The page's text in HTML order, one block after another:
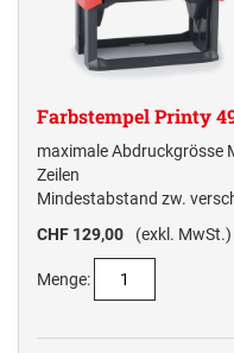
Farbstempel Printy
maximale Abdruckgrösse
Zeilen
Mindestabstand zw.
CHF 129,00
(exkl. MwSt.)
Menge: